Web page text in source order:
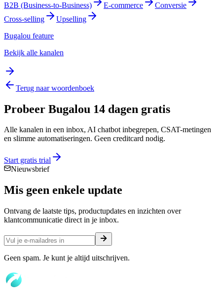
B2B (Business-to-Business) E-commerce
Conversie
Cross-selling
Upselling
Bugalou feature
Bekijk alle kanalen
Terug naar woordenboek
Probeer Bugalou 14 dagen gratis
Alle kanalen in een inbox, AI chatbot inbegrepen, CSAT-metingen
en slimme automatiseringen. Geen creditcard nodig.
Start gratis trial
Nieuwsbrief
Mis geen enkele update
Ontvang de laatste tips, productupdates en inzichten over
klantcommunicatie direct in je inbox.
Geen spam. Je kunt je altijd uitschrijven.